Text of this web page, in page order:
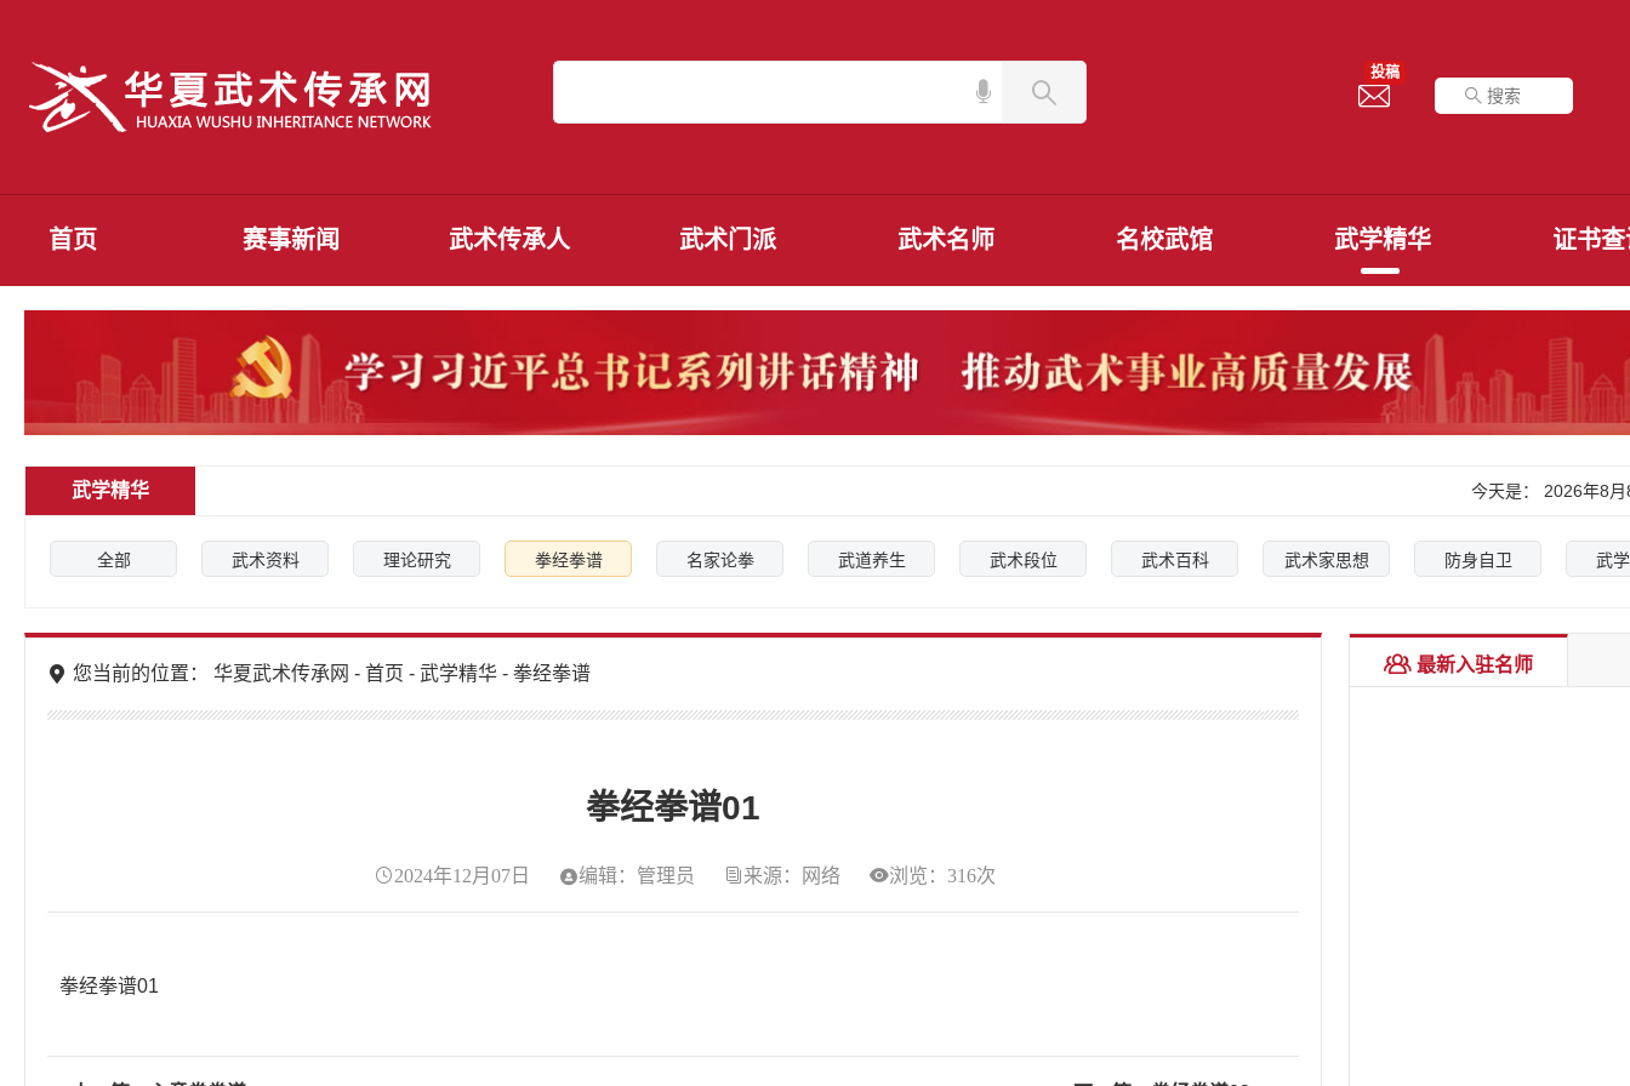
投稿
首页 赛事新闻 武术传承人 武术门派 武术名师 名校武馆 武学精华 证书
武学精华 今天是： 2026年8
全部 武术资料 理论研究 拳经拳谱 名家论拳 武道养生 武术段位 武术百科 武术家思想 防身自卫 武
您当前的位置： 华夏武术传承网 - 首页 - 武学精华 - 拳经拳谱
拳经拳谱01
2024年12月07日 编辑：管理员 来源：网络 浏览：316次
拳经拳谱01
最新入驻名师
李政
心意拳第3代传承人
张志诚